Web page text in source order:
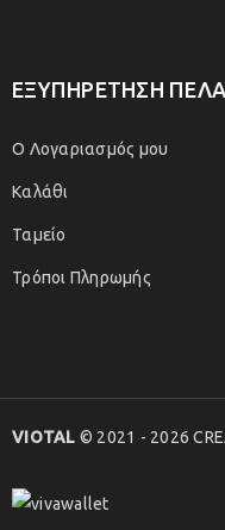
ΕΞΥΠΗΡΕΤΗΣΗ
Ο Λογαριασμός μου
Καλάθι
Ταμείο
Τρόποι Πληρωμής
VIOTAL © 2021 - 2026